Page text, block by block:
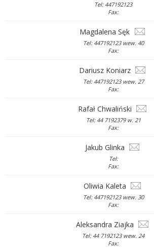
Tel: 447192123
Fax:
Magdalena Sęk
Tel: 447192123 wew. 40
Fax:
Dariusz Koniarz
Tel: 447192123 wew. 27
Fax:
Rafał Chwaliński
Tel: 44 7192379 w. 21
Fax:
Jakub Glinka
Tel:
Fax:
Oliwia Kaleta
Tel: 447192123 wew. 30
Fax:
Aleksandra Ziajka
Tel: 44 7192123 wew. 24
Fax: